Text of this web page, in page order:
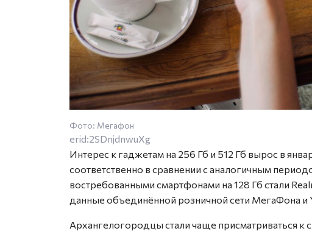
Фото: Мегафон
erid:2SDnjdnwuXg
Интерес к гаджетам на 256 Гб и 512 Гб вырос в
соответственно в сравнении с аналогичным
востребованными смартфонами на 128 Гб стали
данные объединённой розничной сети МегаФона и
Архангелогородцы стали чаще присматриваться